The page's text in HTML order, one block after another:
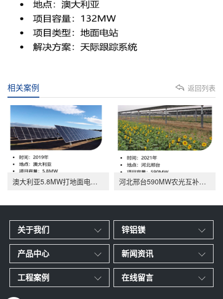
返回列表
相关案例
澳大利亚5.8MW打地面电站项目 河北邢台590MW农光互补项目
关于我们 锌铝镁
产品中心 新闻资讯
工程案例 在线留言